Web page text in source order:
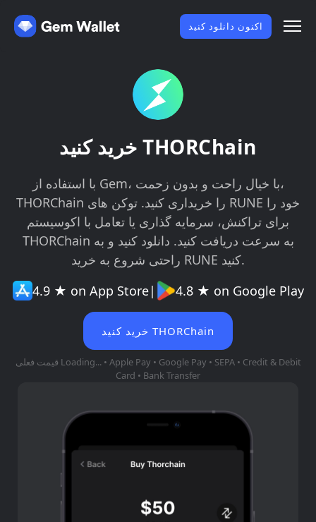
اکنون دانلود کنید
خرید کنید THORChain
با استفاده از Gem، با خیال راحت و بدون زحمت،
THORChain را خریداری کنید. توکن های RUNE خود را
برای تراکنش، سرمایه گذاری یا تعامل با اکوسیستم
THORChain به سرعت دریافت کنید. دانلود کنید و به
راحتی شروع به خرید RUNE کنید.
4.9 ★ on App Store| 4.8 ★ on Google Play
خرید کنید THORChain
Loading... • Apple Pay • Google Pay • SEPA • Credit & Debit
Card • Bank Transfer